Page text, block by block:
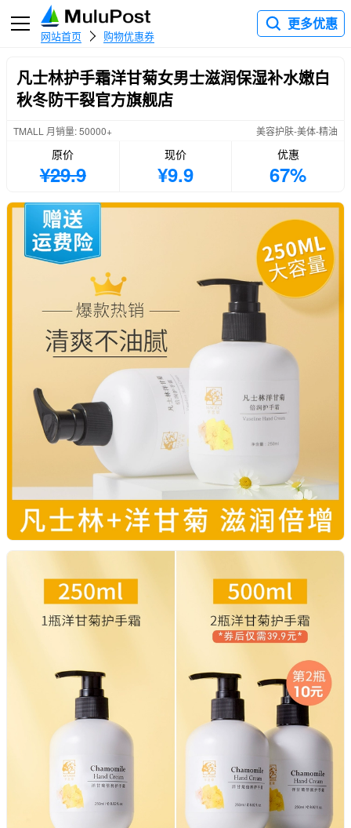
网站首页 购物优惠券
更多优惠
凡士林护手霜洋甘菊女男士滋润保湿补水嫩白
秋冬防干裂官方旗舰店
TMALL 月销量: 50000+ 美容护肤-美体-精油
原价
¥29.9
现价
¥9.9
优惠
67%